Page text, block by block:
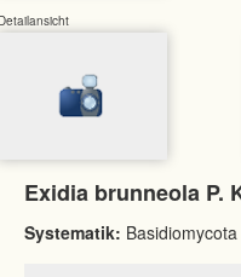
Exidia brunneola P.
Systematik: